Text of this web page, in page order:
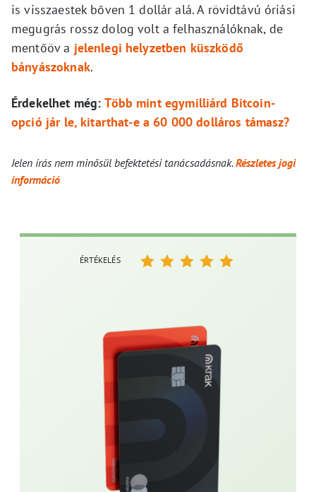
is visszaestek bőven 1 dollár alá. A rövidtávú óriási
megugrás rossz dolog volt a felhasználóknak, de
mentőöv a jelenlegi helyzetben küszködő
bányászoknak.
Érdekelhet még: Több mint egymilliárd Bitcoin-
opció jár le, kitarthat-e a 60 000 dolláros támasz?
Jelen írás nem minősül befektetési tanácsadásnak.Részletes jogi
információ
ÉRTÉKELÉS